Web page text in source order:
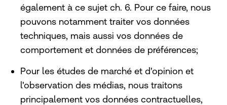
également à ce sujet ch. 6. Pour ce faire, nous
pouvons notamment traiter vos données
techniques, mais aussi vos données de
comportement et données de préférences;
Pour les études de marché et d'opinion et
l'observation des médias, nous traitons
principalement vos données contractuelles,